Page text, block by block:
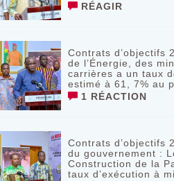
RÉAGIR
Contrats d’objectifs
de l’Énergie, des
carrières a un taux
estimé à 61, 7% au
1 RÉACTION
Contrats d’objectifs
du gouvernement :
Construction de la
taux d’exécution à